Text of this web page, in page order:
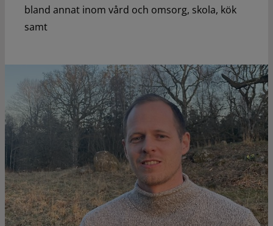
bland annat inom vård och omsorg, skola, kök
samt